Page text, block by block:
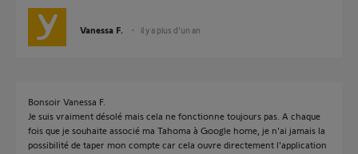
Vanessa F. il y a plus d'un an
Bonsoir Vanessa F.
Je suis vraiment désolé mais cela ne fonctionne toujours pas. A chaque
fois que je souhaite associé ma Tahoma à Google home, je n'ai jamais la
possibilité de taper mon compte car cela ouvre directement l'application